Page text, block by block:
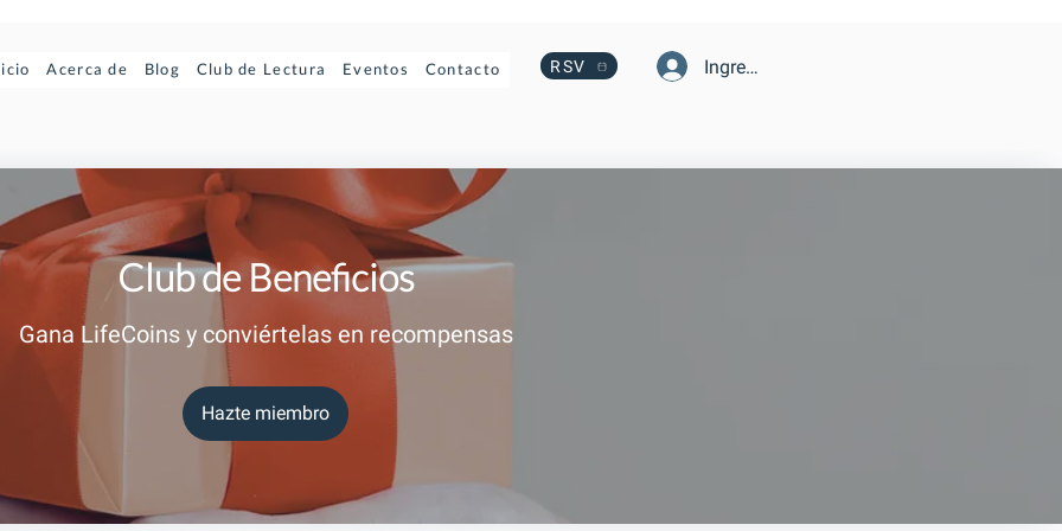
Acerca de Blog Club de Lectura Eventos Contacto RSV Ingresa
Club de Beneficios
Gana LifeCoins y conviértelas en recompensas
Hazte miembro